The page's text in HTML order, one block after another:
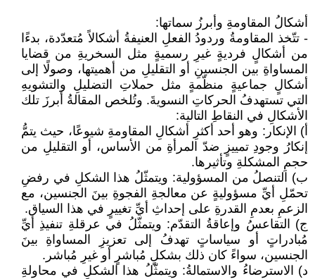
أشكالُ المقاومةِ وأبرزُ سماتها:
- تتّخذ المقاومةُ وردودُ الفعلِ العنيفةُ أشكالاً مُتعدّدة، بدءًا
من أشكالٍ فرديةٍ غيرِ رسميةٍ مثل السخريةِ من قضايا
المساواةِ بين الجنسينِ أو التقليلِ من أهميتها، وصولًا إلى
أشكالٍ جماعيةٍ منظّمةٍ مثل حملاتِ التضليلِ والتشويهِ
التي تستهدفُ الحركاتِ النسويةَ. وتُلخص المقالةُ أبرزَ تلك
الأشكالِ في النقاطِ التالية:
‌أ) الإنكار: وهو أحد أكثرِ أشكالِ المقاومةِ شيوعًا، حيث يتمُّ
إنكارُ وجودِ تمييزٍ ضدّ المرأةِ من الأساس، أو التقليلِ من
حجمِ المشكلةِ وتأثيرها.
‌ب) التنصلُ من المسؤولية: ويتمثّلُ هذا الشكلِ في رفضِ
تحمّلِ أيِّ مسؤوليةٍ عن معالجةِ الفجوةِ بينَ الجنسين، مع
الزعمِ بعدمِ القدرةِ على إحداثِ أيِّ تغييرٍ في هذا السياق.
‌ج) التقاعسُ وإعاقةُ التقدّم: ويتمثّلُ في عرقلةِ تنفيذِ أيِّ
مُبادراتٍ أو سياساتٍ تهدفُ إلى تعزيزِ المساواةِ بينَ
الجنسين، سواءً كان ذلك بشكلٍ مُباشرٍ أو غيرِ مُباشر.
‌د) الاسترضاءُ والاستمالةُ: ويتمثّلُ هذا الشكلِ في محاولةِ